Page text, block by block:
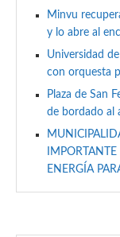
Minvu
y lo abre al
Universidad
con orquesta
Plaza de San
de bordado al
ENERGÍA